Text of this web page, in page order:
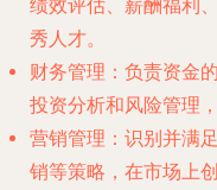
绩效评估、薪酬福利
秀人才。
财务管理 ：负责资金
投资分析和风险管理
营销管理 ：识别并满
销等策略，在市场上